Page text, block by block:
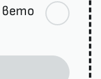
вето